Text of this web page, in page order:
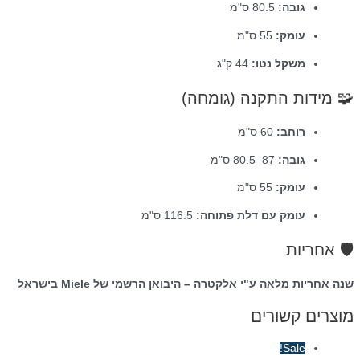
גובה:
עומק:
משקל נטו:
🧩 מידות התקנה (גומחה)
רוחב:
גובה:
עומק:
עומק עם דלת פתוחה:
🛡️ אחריות
שנה אחריות מלאה ע"י אלקטרה – היבואן הרשמי של Miele בישראל
מוצרים קשורים
Sale!